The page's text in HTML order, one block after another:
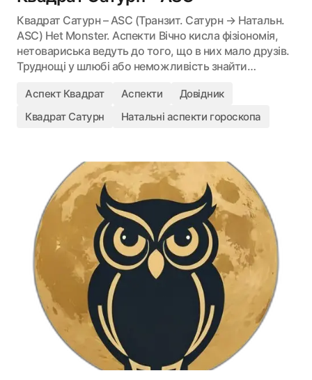
Квадрат Сатурн – ASC (Транзит. Сатурн → Натальн.
ASC) Het Monster. Аспекти Вічно кисла фізіономія,
нетовариська ведуть до того, що в них мало друзів.
Труднощі у шлюбі або неможливість знайти…
Аспект Квадрат Аспекти
Довідник
Квадрат Сатурн
Натальні аспекти гороскопа